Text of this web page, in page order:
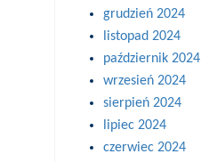
grudzień 2024
listopad 2024
październik 2024
wrzesień 2024
sierpień 2024
lipiec 2024
czerwiec 2024